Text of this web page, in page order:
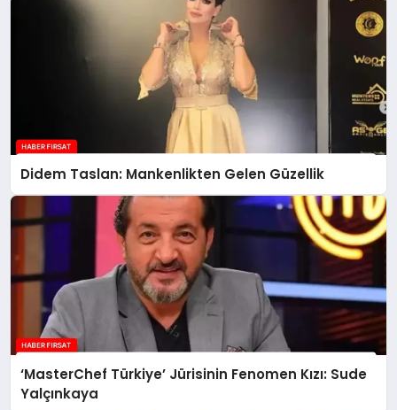
Didem Taslan: Mankenlikten Gelen Güzellik
‘MasterChef Türkiye’ Jürisinin Fenomen Kızı: Sude
Yalçınkaya